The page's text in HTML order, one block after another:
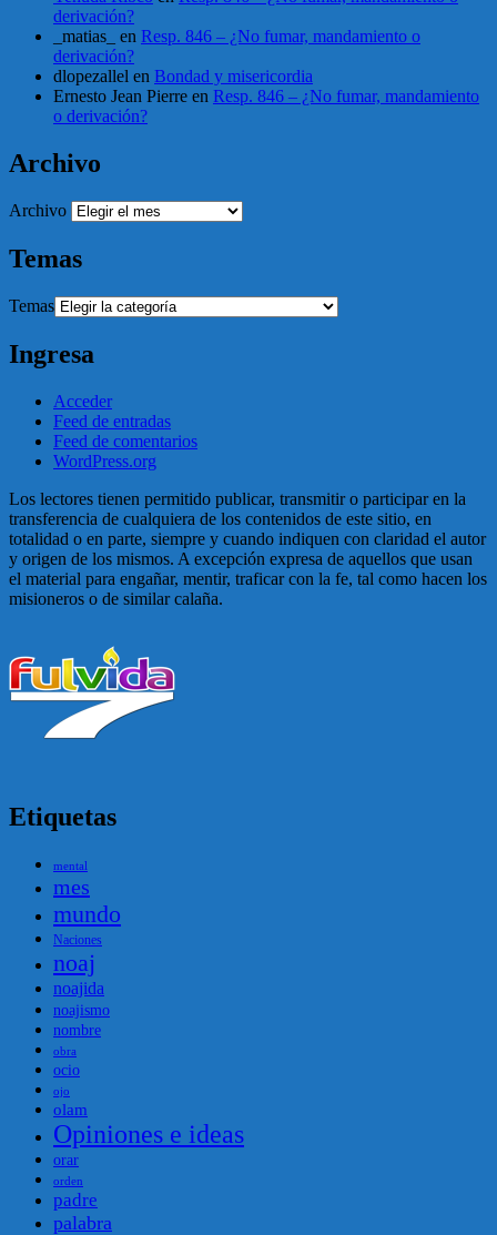
derivación?
_matias_
en Resp. 846 – ¿No fumar, mandamiento o
derivación?
dlopezallel en Bondad y misericordia
Ernesto Jean Pierre en Resp. 846 – ¿No fumar, mandamiento
o derivación?
Archivo
Archivo
Temas
Temas
Ingresa
Acceder
Feed de entradas
Feed de comentarios
WordPress.org
Los lectores tienen permitido publicar, transmitir o participar en la
transferencia de cualquiera de los contenidos de este sitio, en
totalidad o en parte, siempre y cuando indiquen con claridad el autor
y origen de los mismos. A excepción expresa de aquellos que usan
el material para engañar, mentir, traficar con la fe, tal como hacen los
misioneros o de similar calaña.
Etiquetas
mental
mes
mundo
Naciones
noaj
noajida
noajismo
nombre
obra
ocio
ojo
olam
Opiniones e ideas
orar
orden
padre
palabra